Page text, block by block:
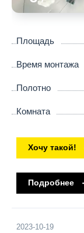
Площадь
Время монтажа
Полотно
Комната
Хочу такой!
Подробнее
2023-10-19